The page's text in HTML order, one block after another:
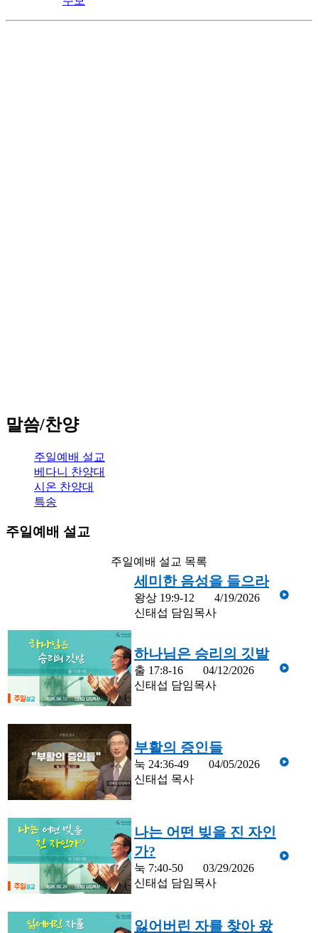
말씀/찬양
주일예배 설교
베다니 찬양대
시온 찬양대
특송
주일예배 설교
주일예배 설교 목록
세미한 음성을 들으라
왕상 19:9-12
4/19/2026
신태섭 담임목사
하나님은 승리의 깃발
출 17:8-16
04/12/2026
신태섭 담임목사
부활의 증인들
눅 24:36-49
04/05/2026
신태섭 목사
나는 어떤 빚을 진 자인
가?
눅 7:40-50
03/29/2026
신태섭 담임목사
잃어버린 자를 찾아 왔